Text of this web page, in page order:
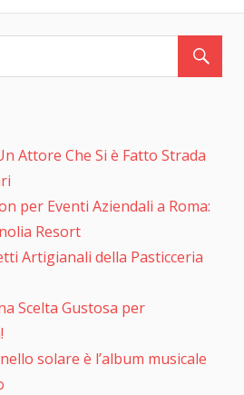
Attore Che Si è Fatto Strada
per Eventi Aziendali a Roma:
Resort
Artigianali della Pasticceria
Scelta Gustosa per
solare è l’album musicale